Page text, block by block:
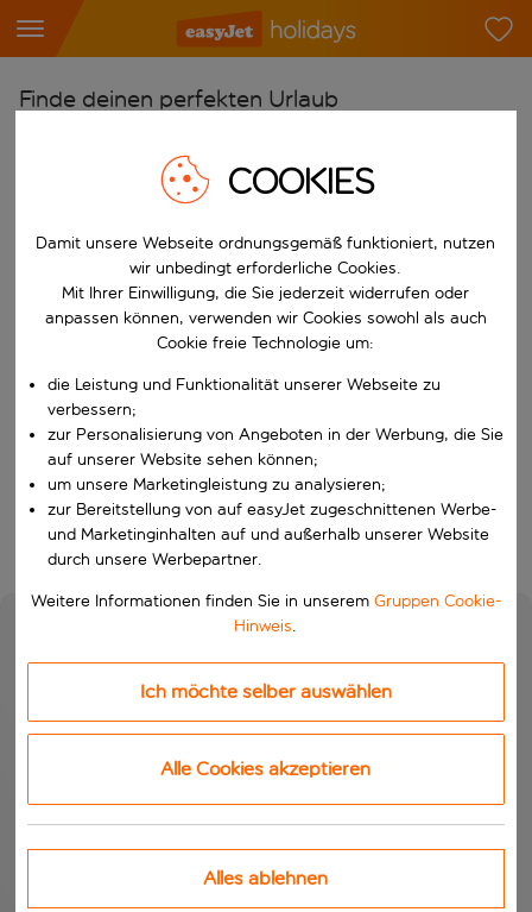
Finde deinen perfekten Urlaub
Flughafen wählen
Beginne mit der Eingabe für die automatische
Reiseziel wählen
Nach
Wähle ein Ab- und Rückflugdatum aus.
Reisezeitraum wählen
Wann
Suchen
COOKIES
Damit unsere Webseite ordnungsgemäß funktioniert, nutzen
wir unbedingt erforderliche Cookies.
Mit Ihrer Einwilligung, die Sie jederzeit widerrufen oder
anpassen können, verwenden wir Cookies sowohl als auch
Cookie freie Technologie um:
die Leistung und Funktionalität unserer Webseite zu
verbessern;
zur Personalisierung von Angeboten in der Werbung, die Sie
auf unserer Website sehen können;
um unsere Marketingleistung zu analysieren;
zur Bereitstellung von auf easyJet zugeschnittenen Werbe-
und Marketinginhalten auf und außerhalb unserer Website
durch unsere Werbepartner.
Weitere Informationen finden Sie in unserem Gruppen Cookie-
Hinweis.
Ich möchte selber auswählen
Alle Cookies akzeptieren
Alles ablehnen